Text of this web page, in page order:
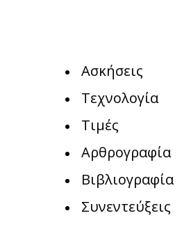
Ασκήσεις
Τεχνολογία
Τιμές
Αρθρογραφία
Βιβλιογραφία
Συνεντεύξεις